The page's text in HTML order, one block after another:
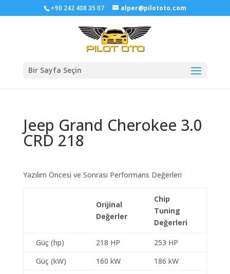
+90 242 408 35 07 alper@pilototo.com
Bir Sayfa Seçin
Jeep Grand Cherokee 3.0
CRD 218
Yazılım Öncesi ve Sonrası Performans Değerleri
Orijinal
Değerler
Chip
Tuning
Değerleri
Güç (hp) 218 HP
253 HP
Güç (kW)
160 kW
186 kW